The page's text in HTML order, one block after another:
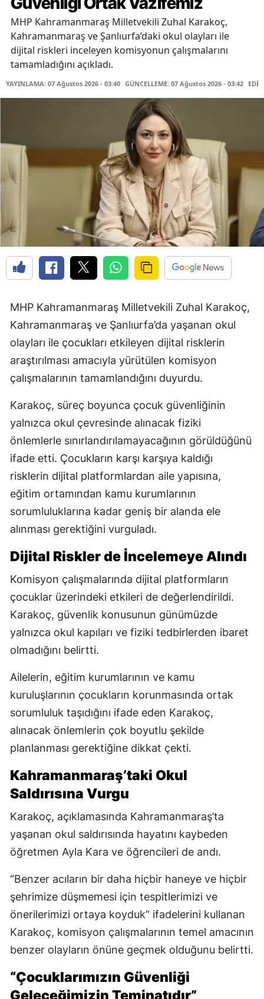
MHP Kahramanmaraş Milletvekili Zuhal Karakoç,
Kahramanmaraş ve Şanlıurfa’daki okul olayları ile
dijital riskleri inceleyen komisyonun çalışmalarını
tamamladığını açıkladı.
YAYINLAMA: 07 Ağustos 2026 - 03:40 GÜNCELLEME: 07 Ağustos 2026 - 03:42
MHP Kahramanmaraş Milletvekili Zuhal Karakoç,
Kahramanmaraş ve Şanlıurfa’da yaşanan okul
olayları ile çocukları etkileyen dijital risklerin
araştırılması amacıyla yürütülen komisyon
çalışmalarının tamamlandığını duyurdu.
Karakoç, süreç boyunca çocuk güvenliğinin
yalnızca okul çevresinde alınacak fiziki
önlemlerle sınırlandırılamayacağının görüldüğünü
ifade etti. Çocukların karşı karşıya kaldığı
risklerin dijital platformlardan aile yapısına,
eğitim ortamından kamu kurumlarının
sorumluluklarına kadar geniş bir alanda ele
alınması gerektiğini vurguladı.
Dijital Riskler de İncelemeye Alındı
Komisyon çalışmalarında dijital platformların
çocuklar üzerindeki etkileri de değerlendirildi.
Karakoç, güvenlik konusunun günümüzde
yalnızca okul kapıları ve fiziki tedbirlerden ibaret
olmadığını belirtti.
Ailelerin, eğitim kurumlarının ve kamu
kuruluşlarının çocukların korunmasında ortak
sorumluluk taşıdığını ifade eden Karakoç,
alınacak önlemlerin çok boyutlu şekilde
planlanması gerektiğine dikkat çekti.
Kahramanmaraş’taki Okul
Saldırısına Vurgu
Karakoç, açıklamasında Kahramanmaraş’ta
yaşanan okul saldırısında hayatını kaybeden
öğretmen Ayla Kara ve öğrencileri de andı.
“Benzer acıların bir daha hiçbir haneye ve hiçbir
şehrimize düşmemesi için tespitlerimizi ve
önerilerimizi ortaya koyduk” ifadelerini kullanan
Karakoç, komisyon çalışmalarının temel amacının
benzer olayların önüne geçmek olduğunu belirtti.
“Çocuklarımızın Güvenliği
Geleceğimizin Teminatıdır”